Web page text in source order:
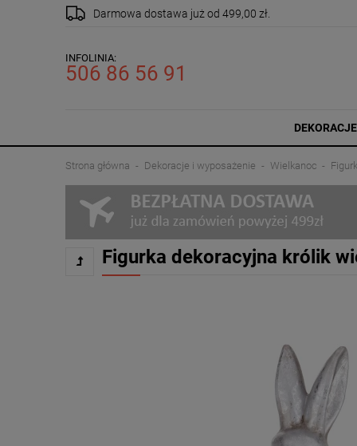
Darmowa dostawa już od 499,00 zł.
INFOLINIA:
506 86 56 91
Strona główna Dekoracje i wyposażenie Wielkanoc
Figurka dekoracyjna królik